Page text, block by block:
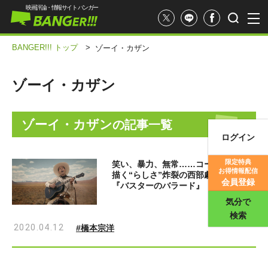
映画評価
映画評論・情報サイト バンガー
ログイン
限定特典
お得情報配信
会員登録
気分で
検索
BANGER!!! トップ > ゾーイ・カザン
ゾーイ・カザン
ゾーイ・カザンの記事一覧
笑い、暴力、無常……コーエン兄弟が
描く“らしさ”炸裂の西部劇！ Netflix
『バスターのバラード』
2020.04.12 #橋本宗洋